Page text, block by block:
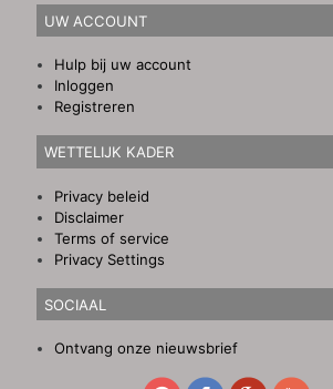
UW ACCOUNT
Hulp bij uw account
Inloggen
Registreren
WETTELIJK KADER
Privacy beleid
Disclaimer
Terms of service
Privacy Settings
SOCIAAL
Ontvang onze nieuwsbrief